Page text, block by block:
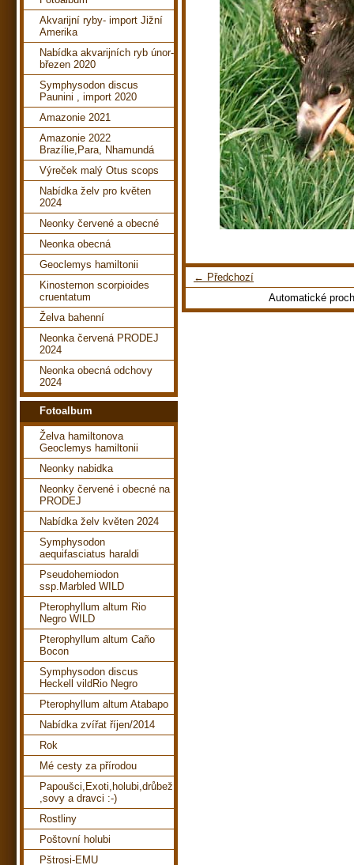
← Předchozí
Automatické
Akvarijní ryby- import Jižní
Amerika
Nabídka akvarijních ryb únor-
březen 2020
Symphysodon discus
Paunini , import 2020
Amazonie 2021
Amazonie 2022
Brazílie,Para, Nhamundá
Výreček malý Otus scops
Nabídka želv pro květen
2024
Neonky červené a obecné
Neonka obecná
Geoclemys hamiltonii
Kinosternon scorpioides
cruentatum
Želva bahenní
Neonka červená PRODEJ
2024
Neonka obecná odchovy
2024
Fotoalbum
Želva hamiltonova
Geoclemys hamiltonii
Neonky nabidka
Neonky červené i obecné na
PRODEJ
Nabídka želv květen 2024
Symphysodon
aequifasciatus haraldi
Pseudohemiodon
ssp.Marbled WILD
Pterophyllum altum Rio
Negro WILD
Pterophyllum altum Caño
Bocon
Symphysodon discus
Heckell vildRio Negro
Pterophyllum altum Atabapo
Nabídka zvířat říjen/2014
Rok
Mé cesty za přírodou
Papoušci,Exoti,holubi,drůbež
,sovy a dravci :-)
Rostliny
Poštovní holubi
Pštrosi-EMU